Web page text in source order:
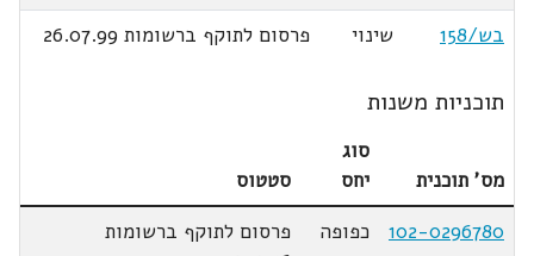
בש/158
שינוי פרסום לתוקף ברשומות 26.07.99
תוכניות משנות
מס' תוכנית
סוג
יחס
סטטוס
102-0296780
כפופה
פרסום לתוקף ברשומות